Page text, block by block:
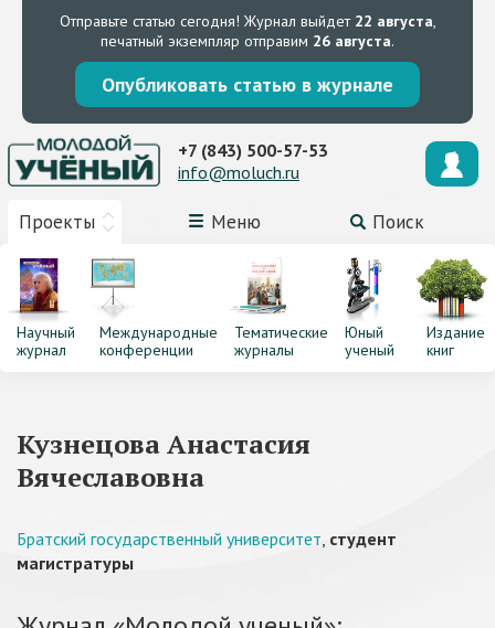
Отправьте статью сегодня! Журнал выйдет 22 августа,
печатный экземпляр отправим 26 августа.
Опубликовать статью в журнале
Проекты Меню Поиск
+7 (843) 500-57-53
info@moluch.ru
Научный
журнал
Международные
конференции
Тематические
журналы
Юный
ученый
Издание
книг
Кузнецова Анастасия
Вячеславовна
Братский государственный университет, студент
магистратуры